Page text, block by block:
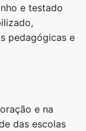
e testado
pedagógicas e
e na
das escolas